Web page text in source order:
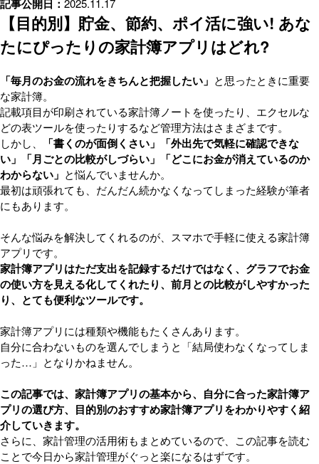
【目的別】貯金、節約、ポイ活に強い! あな
たにぴったりの家計簿アプリはどれ?
記事公開日
「毎月のお金の流れをきちんと把握したい」 と思ったときに重要
な家計簿。
記載項目が印刷されている家計簿ノートを使ったり、エクセルな
どの表ツールを使ったりするなど管理方法はさまざまです。
しかし、
「書くのが面倒くさい」「外出先で気軽に確認できな
い」「月ごとの比較がしづらい」「どこにお金が消えているのか
わからない」 と悩んでいませんか。
最初は頑張れても、だんだん続かなくなってしまった経験が筆者
にもあります。
そんな悩みを解決してくれるのが、スマホで手軽に使える家計簿
アプリです。
家計簿アプリはただ支出を記録するだけではなく、グラフでお金
の使い方を見える化してくれたり、前月との比較がしやすかった
り、とても便利なツールです。
家計簿アプリには種類や機能もたくさんあります。
自分に合わないものを選んでしまうと「結局使わなくなってしま
った…」となりかねません。
この記事では、家計簿アプリの基本から、自分に合った家計簿ア
プリの選び方、目的別のおすすめ家計簿アプリをわかりやすく紹
介していきます。
さらに、家計管理の活用術もまとめているので、この記事を読む
ことで今日から家計管理がぐっと楽になるはずです。